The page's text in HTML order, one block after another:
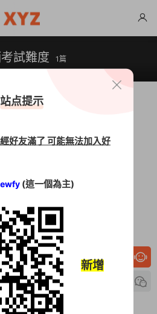
試難度 1篇
站点提示
好友滿了 可能無法加入好
(這一個為主)
新增